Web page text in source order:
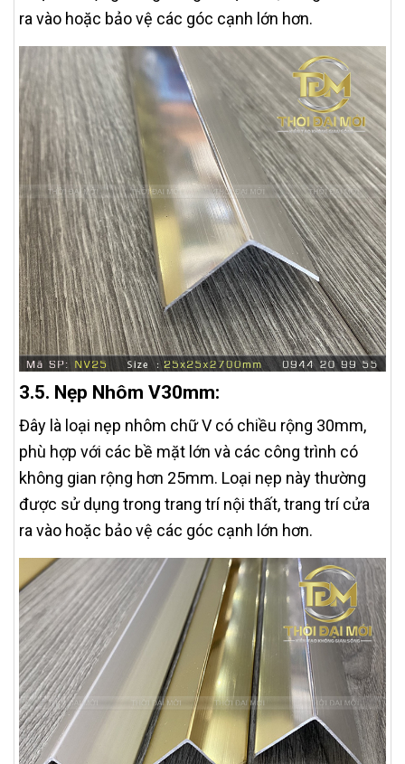
ra vào hoặc bảo vệ các góc cạnh lớn hơn.
3.5. Nẹp Nhôm V30mm:
Đây là loại nẹp nhôm chữ V có chiều rộng 30mm,
phù hợp với các bề mặt lớn và các công trình có
không gian rộng hơn 25mm. Loại nẹp này thường
được sử dụng trong trang trí nội thất, trang trí cửa
ra vào hoặc bảo vệ các góc cạnh lớn hơn.